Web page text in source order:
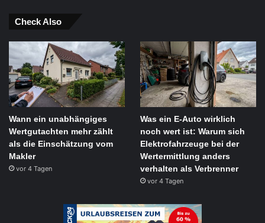
Check Also
Wann ein unabhängiges
Wertgutachten mehr zählt
als die Einschätzung vom
Makler
vor 4 Tagen
Was ein E-Auto wirklich
noch wert ist: Warum sich
Elektrofahrzeuge bei der
Wertermittlung anders
verhalten als Verbrenner
vor 4 Tagen